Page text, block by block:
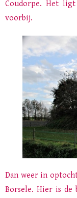
Coudorpe. Het
voorbij.
Dan weer in
Borsele. Hier is de